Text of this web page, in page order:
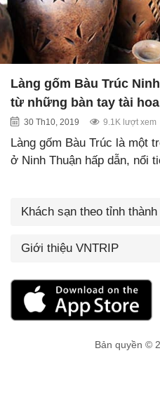
Làng gốm Bàu Trúc
từ những bàn tay tài hoa
30 Th10, 2019 9.1K lượt xem
Làng gốm Bàu Trúc là một
ở Ninh Thuận hấp dẫn, nổi
Khách sạn theo tỉnh thành
Giới thiệu VNTRIP
Bản quyền ©